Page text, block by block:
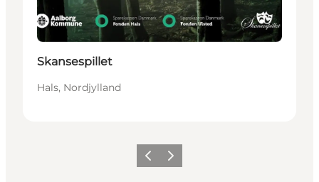
Skansespillet
Hals, Nordjylland
ForrigeNæste